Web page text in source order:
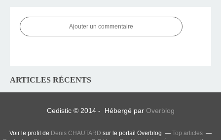
Ajouter un commentaire
ARTICLES RÉCENTS
Cedistic © 2014 - Hébergé par Overblog
Voir le profil de Denis CHAUTARD sur le portail Overblog
Top articles